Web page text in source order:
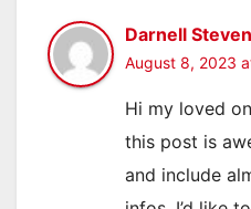
Darnell
August 8, 2023
Hi my loved
this post is
and include